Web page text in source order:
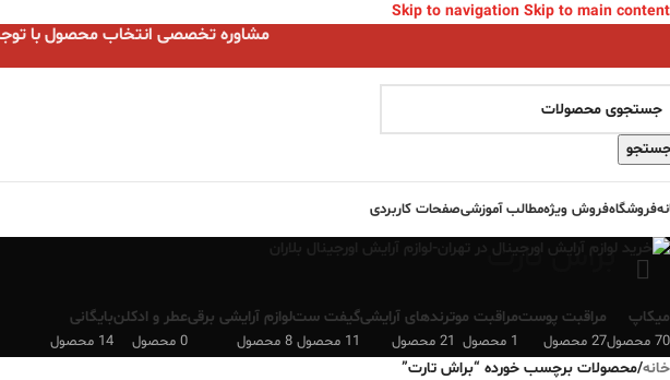
Skip to navigation Skip to main content
مشاوره تخصصی انتخاب محصول با توجه به
فروشگاهفروش ویژهمطالب آموزشیصفحات کاربردی
براش تارت
میکاپ
70 محصول
مراقبت پوست
27 محصول
مراقبت مو
1 محصول
ترندهای آرایشی
21 محصول
گیفت ست
11 محصول
لوازم آرایشی برقی
8 محصول
عطر و ادکلن
0 محصول
بایگانی
14 محصول
خانه/محصولات برچسب خورده “براش تارت”